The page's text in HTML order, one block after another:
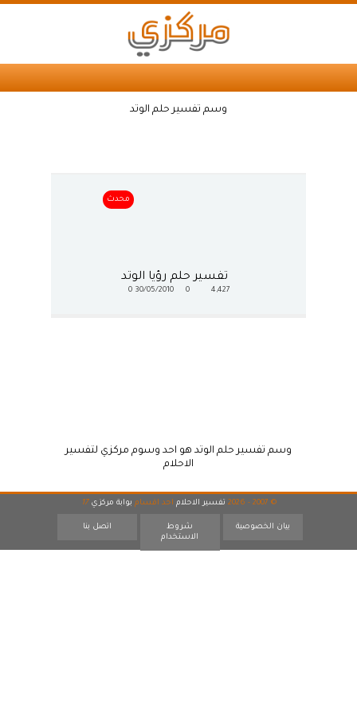
وسم تفسير حلم الوتد
محدث
تفسير حلم رؤيا الوتد
4,427
30/05/2010
0
وسم تفسير حلم الوتد هو احد وسوم مركزي لتفسير
الاحلام
© 2007 - 2026 تفسير الاحلام احد اقسام بوابة مركزي 17
بيان الخصوصية
شروط
الاستخدام
اتصل بنا